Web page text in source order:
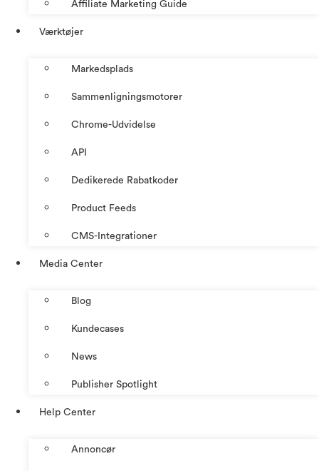
Affiliate Marketing Guide
Værktøjer
Markedsplads
Sammenligningsmotorer
Chrome-Udvidelse
API
Dedikerede Rabatkoder
Product Feeds
CMS-Integrationer
Media Center
Blog
Kundecases
News
Publisher Spotlight
Help Center
Annoncør